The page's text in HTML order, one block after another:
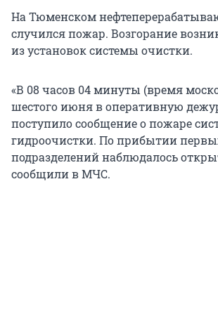
На Тюменском
случился пожар. Возгорание
из установок системы очистки.
«В 08 часов 04 минуты (время
шестого июня в оперативную
поступило сообщение о пожаре
гидроочистки. По прибытии
подразделений наблюдалось
сообщили в МЧС.